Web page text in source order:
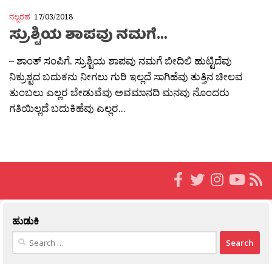
ನಲ್ಬರಹ 17/03/2018
ಸ್ರುಶ್ಟಿಯ ಶಾಪವು ನಮಗೆ…
– ಶಾಂತ್ ಸಂಪಿಗೆ. ಸ್ರುಶ್ಟಿಯ ಶಾಪವು ನಮಗೆ ಬೀದಿಲಿ ಹುಟ್ಟಿದೆವು
ನಿಕ್ರುಶ್ಟದ ಬದುಕನು ನೀಗಲು ಗುರಿ ಇಲ್ಲದೆ ಸಾಗಿಹೆವು ತುತ್ತಿನ ಚೀಲವ
ತುಂಬಲು ಎಲ್ಲರ ಬೇಡುವೆವು ಅವಮಾನದಿ ಮನವು ನೊಂದರು
ಗತಿಯಿಲ್ಲದೆ ಬದುಕಿಹೆವು ಎಲ್ಲರ...
ಹುಡುಕಿ
Search